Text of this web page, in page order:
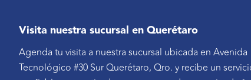
Visita nuestra sucursal en Querétaro
Agenda tu visita a nuestra sucursal ubicada en Avenida
Tecnológico #30 Sur Querétaro, Qro. y recibe un